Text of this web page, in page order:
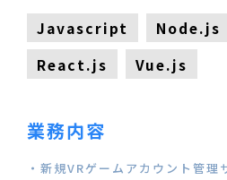
Javascript Node.js
React.js
Vue.js
業務内容
・新規VRゲームアカウント管理